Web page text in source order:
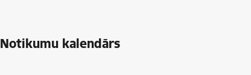
Notikumu kalendārs